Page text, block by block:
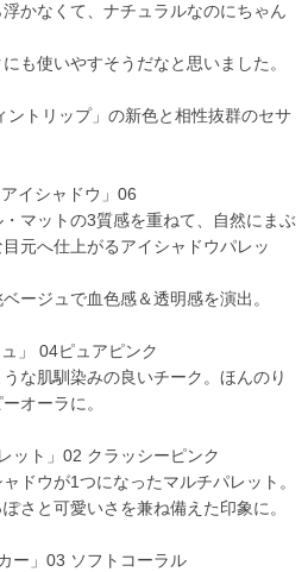
かなくて、ナチュラルなのにちゃん
も使いやすそうだなと思いました。
ントリップ」の新色と相性抜群のセサ
イシャドウ」06
マットの3質感を重ねて、自然にまぶ
元へ仕上がるアイシャドウパレッ
ージュで血色感＆透明感を演出。
」 04ピュアピンク
な肌馴染みの良いチーク。ほんのり
オーラに。
ット」02 クラッシーピンク
ドウが1つになったマルチパレット。
さと可愛いさを兼ね備えた印象に。
ー」03 ソフトコーラル